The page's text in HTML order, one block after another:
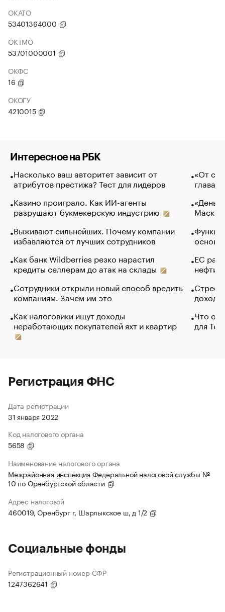
ОКАТО
53401364000
ОКТМО
53701000001
ОКФС
16
ОКОГУ
4210015
Интересное на РБК
Насколько ваш авторитет зависит от
атрибутов престижа? Тест для лидеров
Казино проиграло. Как ИИ-агенты
разрушают букмекерскую индустрию
Выживают сильнейших. Почему компании
избавляются от лучших сотрудников
Как банк Wildberries резко нарастил
кредиты селлерам до атак на склады
Сотрудники открыли новый способ вредить
компаниям. Зачем им это
Как налоговики ищут доходы
неработающих покупателей яхт и квартир
«От
глава
Маск в
основ
ЕС
нефти
Что
для
Регистрация ФНС
Дата регистрации
31 января 2022
Код налогового органа
5658
Наименование налогового органа
Межрайонная инспекция Федеральной налоговой службы №
10 по Оренбургской области
Адрес налоговой
460019, Оренбург г, Шарлыкское ш, д 1/2
Социальные фонды
Регистрационный номер СФР
1247362641